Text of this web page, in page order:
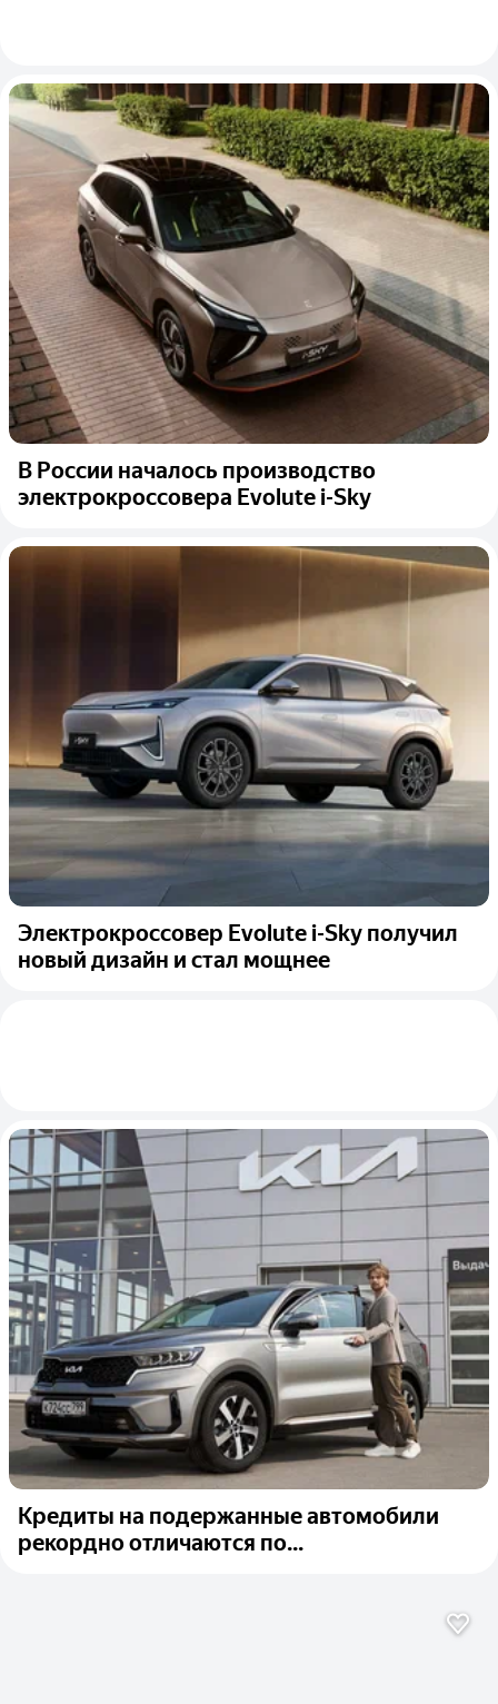
В России началось производство
электрокроссовера Evolute i-Sky
Электрокроссовер Evolute i-Sky получил
новый дизайн и стал мощнее
Кредиты на подержанные автомобили
рекордно отличаются по...